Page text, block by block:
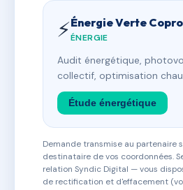
⚡Énergie Verte Copro
ÉNERGIE
Audit énergétique,
collectif, optimisation
Étude énergétique
Demande transmise au partenaire
destinataire de vos coordonnées.
relation Syndic Digital — vous
de rectification et d'effacement